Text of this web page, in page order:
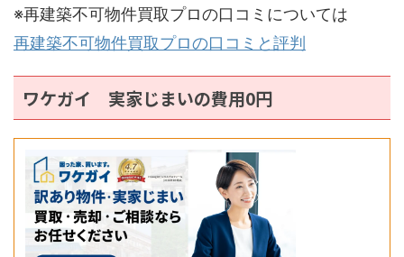
※再建築不可物件買取プロの口コミについては
再建築不可物件買取プロの口コミと評判
ワケガイ 実家じまいの費用0円